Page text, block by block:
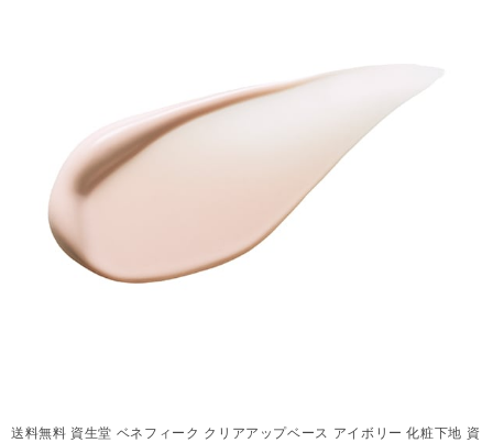
送料無料 資生堂 ベネフィーク クリアアップベース アイボリー 化粧下地 資